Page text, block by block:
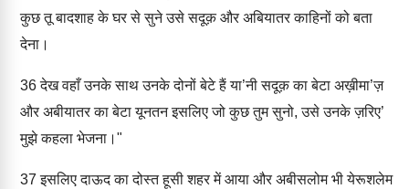
कुछ तू बादशाह के घर से सुने उसे सदूक़ और अबियातर काहिनों को बता
देना।
36देख वहाँ उनके साथ उनके दोनों बेटे हैं या’नी सदूक़ का बेटा अख़ीमा’ज़
और अबीयातर का बेटा यूनतन इसलिए जो कुछ तुम सुनो, उसे उनके ज़रिए’
मुझे कहला भेजना।"
37 इसलिए दाऊद का दोस्त हूसी शहर में आया और अबीसलोम भी येरूशलेम